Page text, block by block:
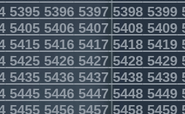
53955396539753985399
54055406540754085409
54155416541754185419
54255426542754285429
54355436543754385439
54455446544754485449
54555456545754585459